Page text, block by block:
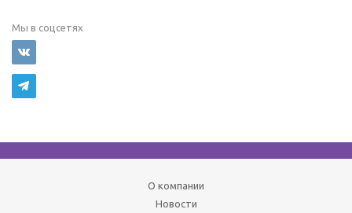
Мы в соцсетях
О компании
Новости